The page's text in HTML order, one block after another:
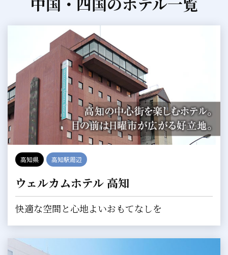
高知県 高知駅周辺
ウェルカムホテル 高知
快適な空間と心地よいおもてなしを